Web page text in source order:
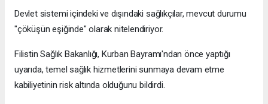
Devlet sistemi içindeki ve dışındaki sağlıkçılar, mevcut durumu
"çöküşün eşiğinde" olarak nitelendiriyor.
Filistin Sağlık Bakanlığı, Kurban Bayramı'ndan önce yaptığı
uyarıda, temel sağlık hizmetlerini sunmaya devam etme
kabiliyetinin risk altında olduğunu bildirdi.